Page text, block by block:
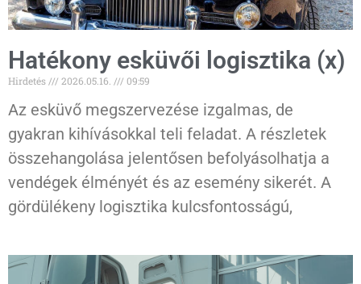
Hatékony esküvői logisztika (x)
Hirdetés 2026.05.16. 09:59
Az esküvő megszervezése izgalmas, de
gyakran kihívásokkal teli feladat. A részletek
összehangolása jelentősen befolyásolhatja a
vendégek élményét és az esemény sikerét. A
gördülékeny logisztika kulcsfontosságú,